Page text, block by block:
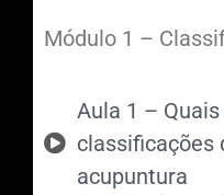
Módulo 1 –
Aula 1 –
classificações
acupuntura